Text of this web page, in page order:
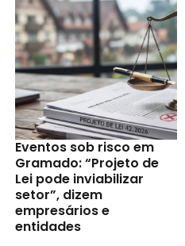
Eventos sob risco em
Gramado: “Projeto de
Lei pode inviabilizar
setor”, dizem
empresários e
entidades